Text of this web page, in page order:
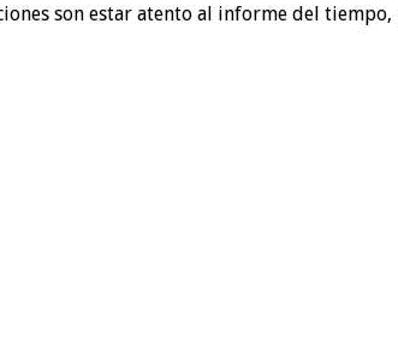
son estar atento al informe del